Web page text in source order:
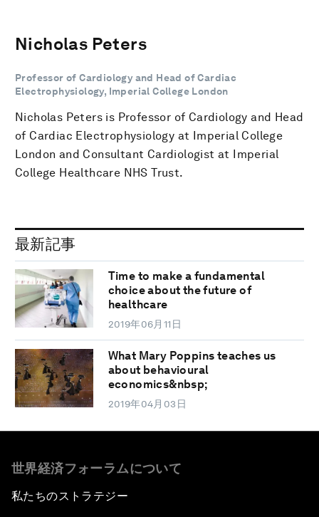
Nicholas Peters
Professor of Cardiology and Head of Cardiac
Electrophysiology, Imperial College London
Nicholas Peters is Professor of Cardiology and Head
of Cardiac Electrophysiology at Imperial College
London and Consultant Cardiologist at Imperial
College Healthcare NHS Trust.
最新記事
Time to make a fundamental
choice about the future of
healthcare
2019年06月11日
What Mary Poppins teaches us
about behavioural
economics&nbsp;
2019年04月03日
世界経済フォーラムについて
私たちのストラテジー